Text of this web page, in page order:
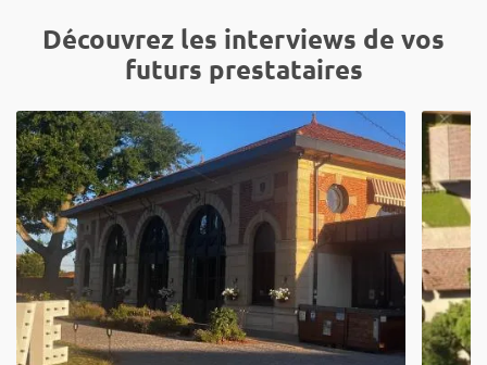
Découvrez les interviews de vos
futurs prestataires